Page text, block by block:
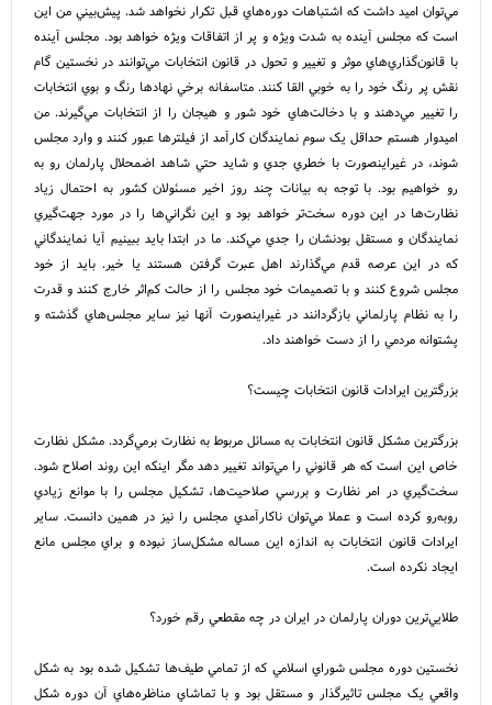
مي‌توان اميد داشت که اشتباهات دوره‌هاي قبل تکرار نخواهد شد. پيش‌بيني من اين
است که مجلس آينده به شدت ويژه و پر از اتفاقات ويژه خواهد بود. مجلس آينده
با قانون‌گذاري‌هاي موثر و تغيير و تحول در قانون انتخابات مي‌توانند در نخستين گام
نقش پر رنگ خود را به خوبي القا کنند. متاسفانه برخي نهادها رنگ و بوي انتخابات
را تغيير مي‌دهند و با دخالت‌هاي خود شور و هيجان را از انتخابات مي‌گيرند. من
اميدوار هستم حداقل يک سوم نمايندگان کارآمد از فيلترها عبور کنند و وارد مجلس
شوند، در غيراينصورت با خطري جدي و شايد حتي شاهد اضمحلال پارلمان رو به
رو خواهيم بود. با توجه به بيانات چند روز اخير مسئولان کشور به احتمال زياد
نظارت‌ها در اين دوره سخت‌تر خواهد بود و اين نگراني‌ها را در مورد جهت‌گيري
نمايندگان و مستقل بودنشان را جدي مي‌کند. ما در ابتدا بايد ببينيم آيا نمايندگاني
که در اين عرصه قدم مي‌گذارند اهل عبرت گرفتن هستند يا خير. بايد از خود
مجلس شروع کنند و با تصميمات خود مجلس را از حالت کم‌اثر خارج کنند و قدرت
را به نظام پارلماني بازگردانند در غيراينصورت آنها نيز ساير مجلس‌هاي گذشته و
پشتوانه مردمي را از دست خواهند داد.
بزرگترين ايرادات قانون انتخابات چيست؟
بزرگترين مشکل قانون انتخابات به مسائل مربوط به نظارت برمي‌گردد. مشکل نظارت
خاص اين است که هر قانوني را مي‌تواند تغيير دهد مگر اينکه اين روند اصلاح شود.
سخت‌گيري در امر نظارت و بررسي صلاحيت‌ها، تشکيل مجلس را با موانع زيادي
روبه‌رو کرده است و عملا مي‌توان ناکارآمدي مجلس را نيز در همين دانست. ساير
ايرادات قانون انتخابات به اندازه اين مساله مشکل‌ساز نبوده و براي مجلس مانع
ايجاد نکرده است.
طلايي‌ترين دوران پارلمان در ايران در چه مقطعي رقم خورد؟
نخستين دوره مجلس شوراي اسلامي که از تمامي طيف‌ها تشکيل شده بود به شکل
واقعي يک مجلس تاثيرگذار و مستقل بود و با تماشاي مناظره‌هاي آن دوره شکل